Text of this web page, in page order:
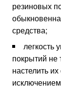
резиновых
средства;
легкость
покрытий не
настелить